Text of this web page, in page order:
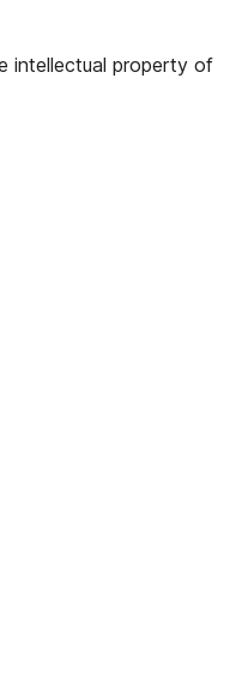
intellectual property of